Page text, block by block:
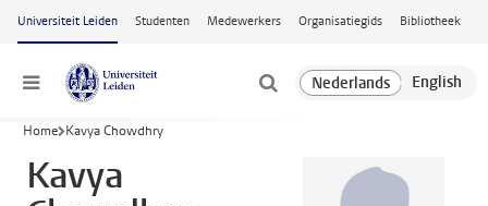
Ga naar hoofdinhoud
Universiteit Leiden Studenten Medewerkers Organisatiegids Bibliotheek
Menu
Home Kavya Chowdhry
Kavya